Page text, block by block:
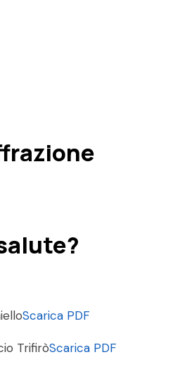
Scarica PDF
TrifiròScarica PDF